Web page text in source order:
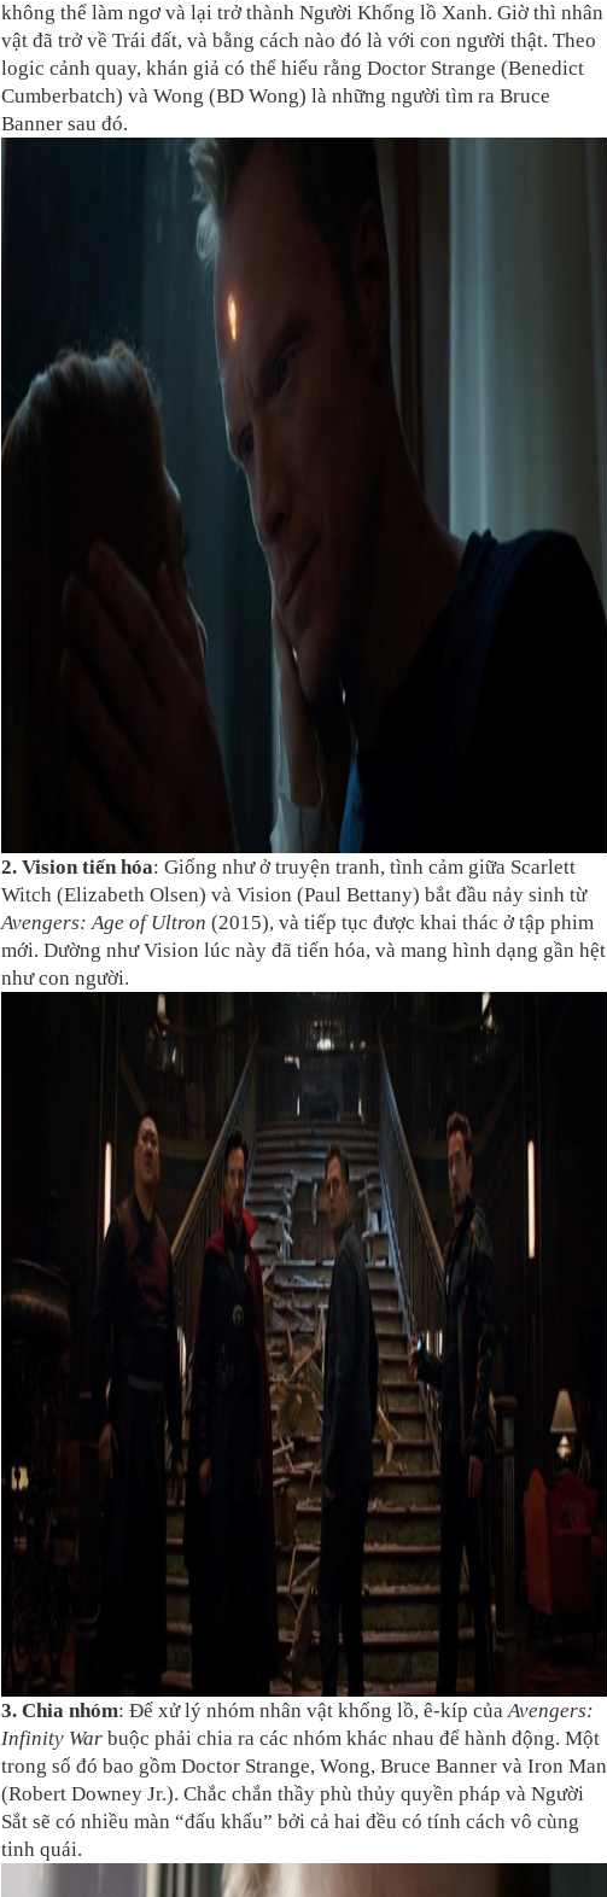
không thể làm ngơ và lại trở thành Người Khổng lồ Xanh. Giờ thì nhân
vật đã trở về Trái đất, và bằng cách nào đó là với con người thật. Theo
logic cảnh quay, khán giả có thể hiểu rằng Doctor Strange (Benedict
Cumberbatch) và Wong (BD Wong) là những người tìm ra Bruce
Banner sau đó.
2. Vision tiến hóa: Giống như ở truyện tranh, tình cảm giữa Scarlett
Witch (Elizabeth Olsen) và Vision (Paul Bettany) bắt đầu nảy sinh từ
Avengers: Age of Ultron (2015), và tiếp tục được khai thác ở tập phim
mới. Dường như Vision lúc này đã tiến hóa, và mang hình dạng gần hệt
như con người.
3. Chia nhóm: Để xử lý nhóm nhân vật khổng lồ, ê-kíp củaAvengers:
Infinity War buộc phải chia ra các nhóm khác nhau để hành động. Một
trong số đó bao gồm Doctor Strange, Wong, Bruce Banner và Iron Man
(Robert Downey Jr.). Chắc chắn thầy phù thủy quyền pháp và Người
Sắt sẽ có nhiều màn “đấu khẩu” bởi cả hai đều có tính cách vô cùng
tinh quái.